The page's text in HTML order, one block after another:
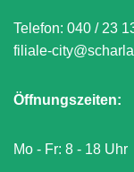
Telefon: 040 / 23
filiale-
Öffnungszeiten:
Mo - Fr: 8 - 18 Uhr